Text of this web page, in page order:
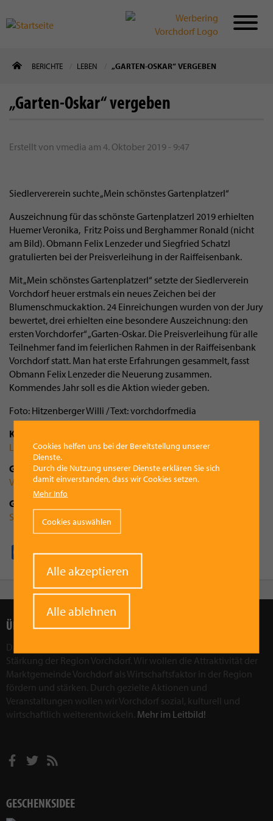
zum
BERICHTE LEBEN „GARTEN-OSKAR“ VERGEBEN
„Garten-Oskar“ vergeben
Erstellt von vmedia am 4. Oktober 2019 - 9:47
Siedlervererein suchte „Mein schönstes Gartenplatzerl“
Auszeichnung für das schönste Gartenplatzerl 2019 erhielten
Huemer Veronika, Fritz Poiss und Berghammer Ronald (nicht
am Bild). Obmann Felix Lenzeder und Siegfried Schatzl
gratulierten bei der Preisverleihung in der Raiffeisenbank.
Mit „Mein schönstes Gartenplatzerl“ setzte der Siedlerverein
Vorchdorf heuer erstmals ein neues Zeichen bei der
Blumenschmuckaktion. 24 Einreichungen wurden von der Jury
bewertet, drei erhielten eine besondere Auszeichnung: den
ersten Vorchdorfer“ „Garten-Oskar. Die Preisverleihung für alle
Teilnehmer fand im feierlichen Rahmen in der Raiffeisenbank
Vorchdorf statt. Man hat erste Erfahrungen gesammelt, fasst
Obmann Felix Lenzeder die Neuerung zusammen.
Kommendes Jahr soll es die Aktion wieder geben.
Foto: Hitzenberger Willi / Text: vorchdorfmedia
Kategorie
Leben
Gemeinde
Vorchdorf
Gruppenzugehörigkeit
Siedlerverein Vorchdorf
Facebook
Pinterest
X WhatsApp
Email
ÜBER UNS
Das Ziel des Vorchdorfer Werberings ist, die wirtschaftliche
Stärkung der Region Vorchdorf. Wir wollen die Attraktivität der
Marktgemeinde Vorchdorf als Wirtschaftsfaktor in der Region
fördern und stärken. Durch gezielte Aktionen und
Veranstaltungen wollen wir Vorchdorf sozial, kulturell und
wirtschaftlich weiterentwickeln. Mehr im Leitbild!
GESCHENKSIDEE
Cookies helfen uns bei der Bereitstellung unserer
Dienste.
Durch die Nutzung unserer Dienste erklären Sie sich
damit einverstanden, dass wir Cookies setzen.
Mehr Info
Cookies auswählen
Alle akzeptieren
Alle ablehnen